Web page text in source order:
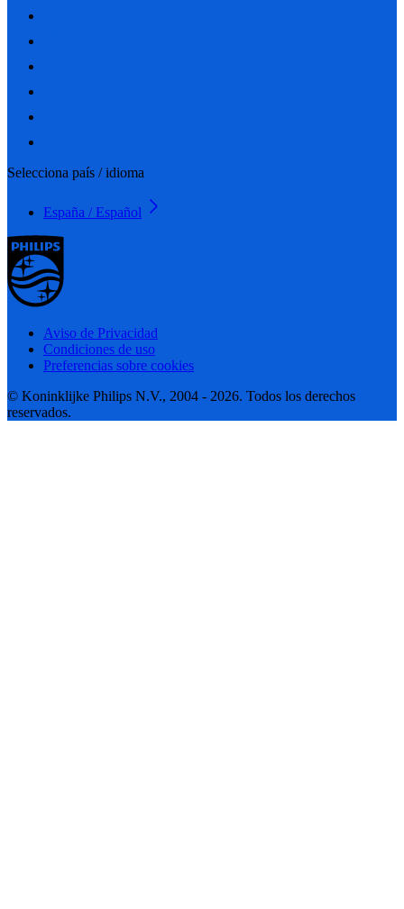
Selecciona país / idioma
España / Español
Aviso de Privacidad
Condiciones de uso
Preferencias sobre cookies
© Koninklijke Philips N.V., 2004 - 2026. Todos los derechos
reservados.